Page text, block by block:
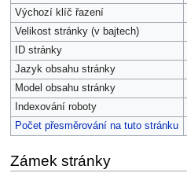
Výchozí klíč řazení
Velikost stránky (v bajtech)
ID stránky
Jazyk obsahu stránky
Model obsahu stránky
Indexování roboty
Počet přesměrování na tuto stránku
Zámek stránky